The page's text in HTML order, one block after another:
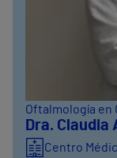
Oftalmología en
Dra.
Centro